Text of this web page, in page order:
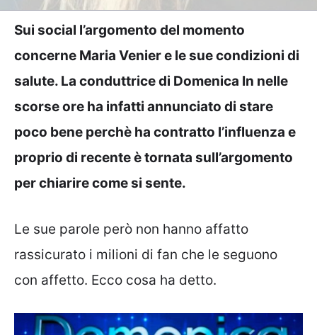
Sui social l’argomento del momento
concerne Maria Venier e le sue condizioni di
salute. La conduttrice di Domenica In nelle
scorse ore ha infatti annunciato di stare
poco bene perchè ha contratto l’influenza e
proprio di recente è tornata sull’argomento
per chiarire come si sente.
Le sue parole però non hanno affatto
rassicurato i milioni di fan che le seguono
con affetto. Ecco cosa ha detto.